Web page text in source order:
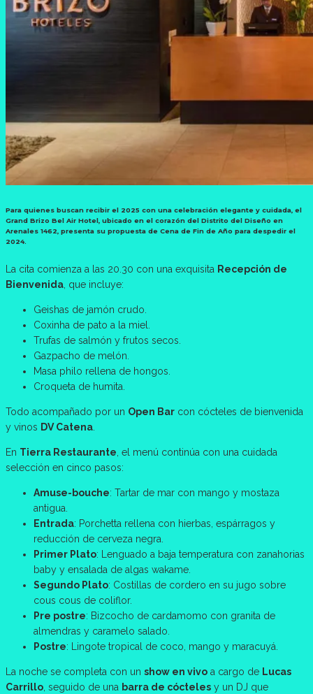
Para quienes buscan recibir el 2025 con una celebración elegante y cuidada, el
Grand Brizo Bel Air Hotel , ubicado en el corazón del Distrito del Diseño en
Arenales 1462, presenta su propuesta de Cena de Fin de Año para despedir el
2024.
La cita comienza a las 20.30 con una exquisita Recepción de
Bienvenida, que incluye:
Geishas de jamón crudo.
Coxinha de pato a la miel.
Trufas de salmón y frutos secos.
Gazpacho de melón.
Masa philo rellena de hongos.
Croqueta de humita.
Todo acompañado por un Open Bar con cócteles de bienvenida
y vinos DV Catena.
En Tierra Restaurante, el menú continúa con una cuidada
selección en cinco pasos:
Amuse-bouche: Tartar de mar con mango y mostaza
antigua.
Entrada: Porchetta rellena con hierbas, espárragos y
reducción de cerveza negra.
Primer Plato: Lenguado a baja temperatura con zanahorias
baby y ensalada de algas wakame.
Segundo Plato: Costillas de cordero en su jugo sobre
cous cous de coliflor.
Pre postre: Bizcocho de cardamomo con granita de
almendras y caramelo salado.
Postre: Lingote tropical de coco, mango y maracuyá.
La noche se completa con un show en vivo a cargo de Lucas
Carrillo, seguido de una barra de cócteles y un DJ que